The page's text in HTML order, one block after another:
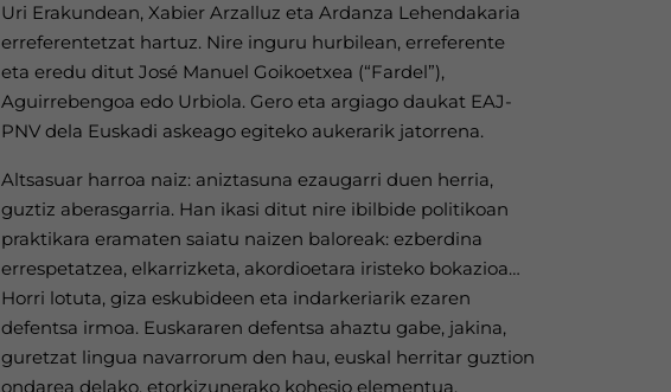
Uri Erakundean, Xabier Arzalluz eta Ardanza Lehendakaria
erreferentetzat hartuz. Nire inguru hurbilean, erreferente
eta eredu ditut José Manuel Goikoetxea (“Fardel”),
Aguirrebengoa edo Urbiola. Gero eta argiago daukat EAJ-
PNV dela Euskadi askeago egiteko aukerarik jatorrena.
Altsasuar harroa naiz: aniztasuna ezaugarri duen herria,
guztiz aberasgarria. Han ikasi ditut nire ibilbide politikoan
praktikara eramaten saiatu naizen baloreak: ezberdina
errespetatzea, elkarrizketa, akordioetara iristeko bokazioa…
Horri lotuta, giza eskubideen eta indarkeriarik ezaren
defentsa irmoa. Euskararen defentsa ahaztu gabe, jakina,
guretzat lingua navarrorum den hau, euskal herritar guztion
ondarea delako, etorkizunerako kohesio elementua.